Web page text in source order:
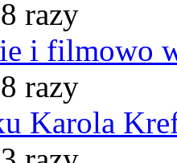
razy
i filmowo
razy
Karola